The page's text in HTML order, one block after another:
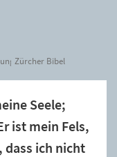
Zürcher Bibel
Seele;
ist mein Fels,
dass ich nicht